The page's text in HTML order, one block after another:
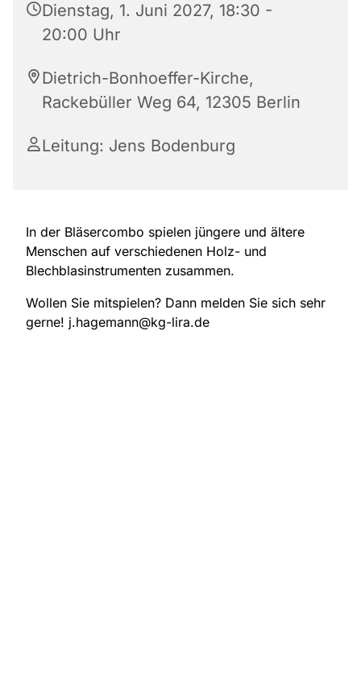
Dienstag, 1. Juni 2027, 18:30 -
20:00 Uhr
Dietrich-Bonhoeffer-Kirche,
Rackebüller Weg 64, 12305 Berlin
Leitung: Jens Bodenburg
In der Bläsercombo spielen jüngere und ältere
Menschen auf verschiedenen Holz- und
Blechblasinstrumenten zusammen.
Wollen Sie mitspielen? Dann melden Sie sich sehr
gerne! j.hagemann@kg-lira.de